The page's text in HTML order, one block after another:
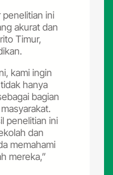
penelitian ini
akurat dan
Timur,
kami ingin
hanya
bagian
penelitian ini
dan
memahami
mereka,”